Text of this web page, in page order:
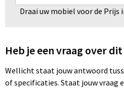
Draai uw mobiel voor de
Heb je een vraag over
Wellicht staat jouw antwoord
of specificaties. Staat jouw vraag